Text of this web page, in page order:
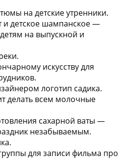
на детские утренники.
детское шампанское—
на выпускной и
искусствудля
логотип садика.
делать всем молочные
сахарной ваты —
незабываемым.
для записи фильма про